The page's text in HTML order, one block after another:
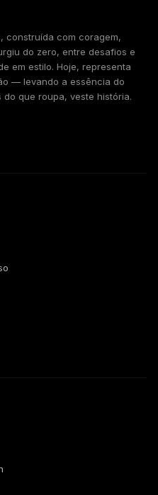
construída com coragem,
do zero, entre desafios e
em estilo. Hoje, representa
— levando a essência do
que roupa, veste história.